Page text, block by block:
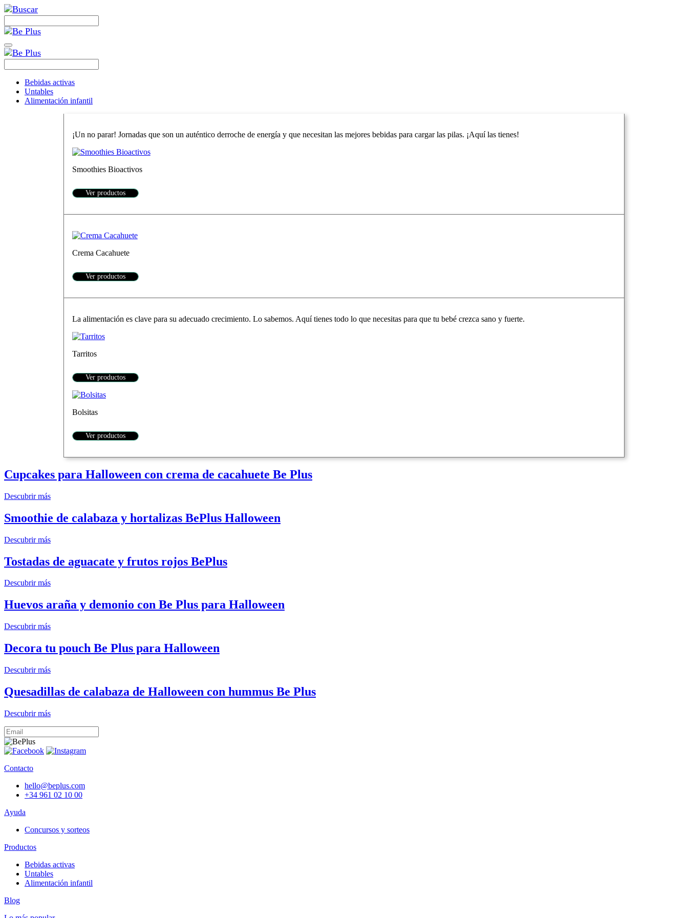
Bebidas activas
Untables
Alimentación infantil
¡Un no parar! Jornadas que son un auténtico derroche de energía y que necesitan las mejores bebidas para cargar las pilas. ¡Aquí las tienes!
Smoothies Bioactivos
Ver productos
Crema Cacahuete
Ver productos
La alimentación es clave para su adecuado crecimiento. Lo sabemos. Aquí tienes todo lo que necesitas para que tu bebé crezca sano y fuerte.
Tarritos
Ver productos
Bolsitas
Ver productos
Cupcakes para Halloween con crema de cacahuete Be Plus
Descubrir más
Smoothie de calabaza y hortalizas BePlus Halloween
Descubrir más
Tostadas de aguacate y frutos rojos BePlus
Descubrir más
Huevos araña y demonio con Be Plus para Halloween
Descubrir más
Decora tu pouch Be Plus para Halloween
Descubrir más
Quesadillas de calabaza de Halloween con hummus Be Plus
Descubrir más
Contacto
hello@beplus.com
+34 961 02 10 00
Ayuda
Concursos y sorteos
Productos
Bebidas activas
Untables
Alimentación infantil
Blog